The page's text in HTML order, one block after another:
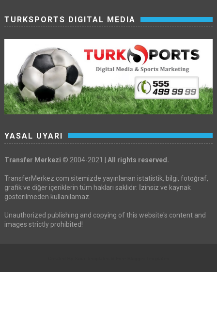
TURKSPORTS DIGITAL MEDIA
YASAL UYARI
Transfer Merkezi © 2004-2021 | All rights reserved.
TransferMerkez.com sitemizde yayınlanan istatistik, bilgi, fotoğraf,
grafik ve diğer içeriklerin tüm hakları saklıdır. İzinsiz ve kaynak
gösterilmeden kullanılamaz.
Unauthorized publishing and copying of this website's content and
images strictly prohibited!